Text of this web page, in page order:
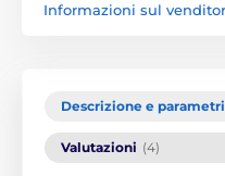
Informazioni sul
Descrizione e parametri
Valutazioni (4)